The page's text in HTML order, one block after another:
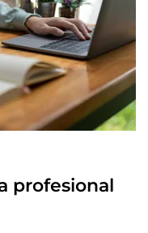
profesional